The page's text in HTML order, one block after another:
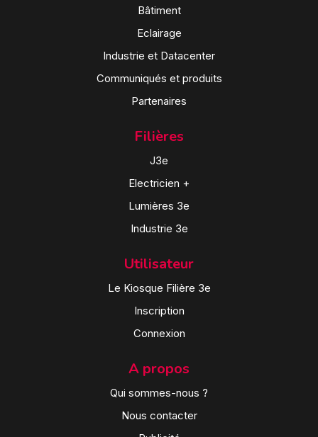
Bâtiment
Eclairage
Industrie et Datacenter
Communiqués et produits
Partenaires
Filières
J3e
Electricien +
Lumières 3e
Industrie 3e
Utilisateur
Le Kiosque Filière 3e
Inscription
Connexion
A propos
Qui sommes-nous ?
Nous contacter